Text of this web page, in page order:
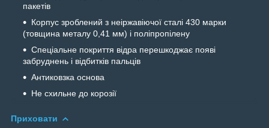
пакетів
Корпус зроблений з неіржавіючої сталі 430 марки
(товщина металу 0,41 мм) і поліпропілену
Спеціальне покриття відра перешкоджає появі
забруднень і відбитків пальців
Антиковзка основа
Не схильне до корозії
Приховати